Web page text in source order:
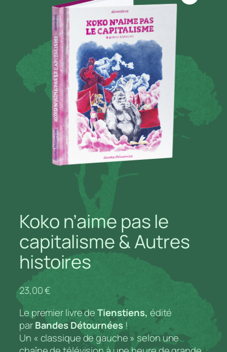
Koko n’aime pas le
capitalisme & Autres
histoires
23,00€
Le premier livre deTienstiens, édité
parBandes Détournées!
Un « classique de gauche » selon une